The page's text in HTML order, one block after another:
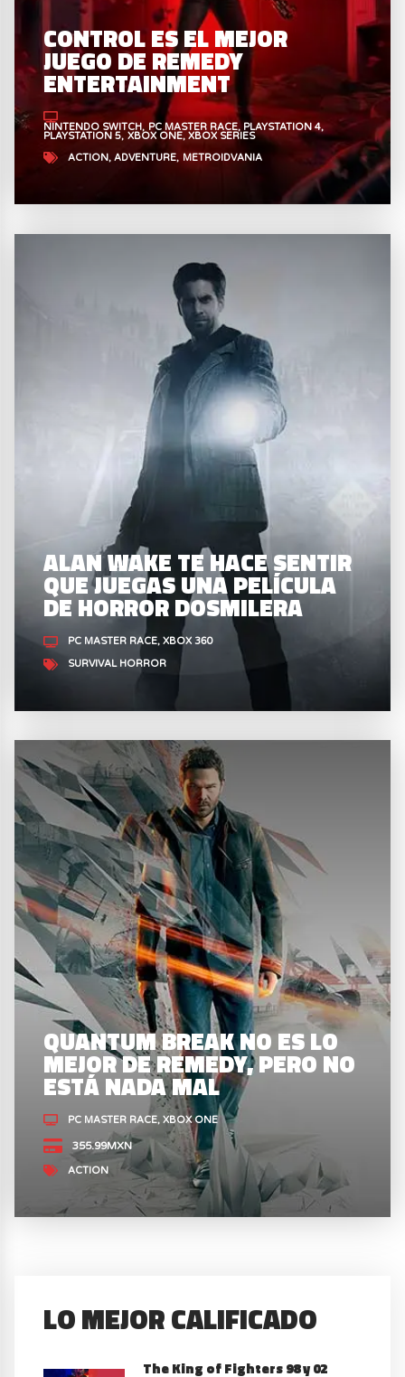
CONTROL ES EL MEJOR
JUEGO DE REMEDY
ENTERTAINMENT
NINTENDO SWITCH PC MASTER RACE PLAYSTATION 4
PLAYSTATION 5 XBOX ONE XBOX SERIES
ACTION ADVENTURE METROIDVANIA
ALAN WAKE TE HACE SENTIR
QUE JUEGAS UNA PELÍCULA
DE HORROR DOSMILERA
PC MASTER RACE XBOX 360
SURVIVAL HORROR
QUANTUM BREAK NO ES LO
MEJOR DE REMEDY, PERO NO
ESTÁ NADA MAL
PC MASTER RACE XBOX ONE
355.99MXN
ACTION
LO MEJOR CALIFICADO
The King of Fighters 98 y 02